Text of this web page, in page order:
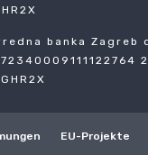
banka Zagreb
EU-Projekte